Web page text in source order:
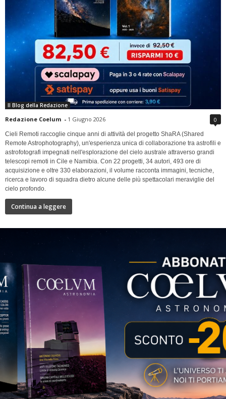
Il Blog della Redazione
Redazione Coelum - 1 Giugno 2026 0
Cieli Remoti raccoglie cinque anni di attività del progetto ShaRA (Shared
Remote Astrophotography), un'esperienza unica di collaborazione tra astrofili e
astrofotografi impegnati nell'esplorazione del cielo australe attraverso grandi
telescopi remoti in Cile e Namibia. Con 22 progetti, 34 autori, 493 ore di
acquisizione e oltre 330 elaborazioni, il volume racconta immagini, tecniche,
ricerca e lavoro di squadra dietro alcune delle più spettacolari meraviglie del
cielo profondo.
Continua a leggere